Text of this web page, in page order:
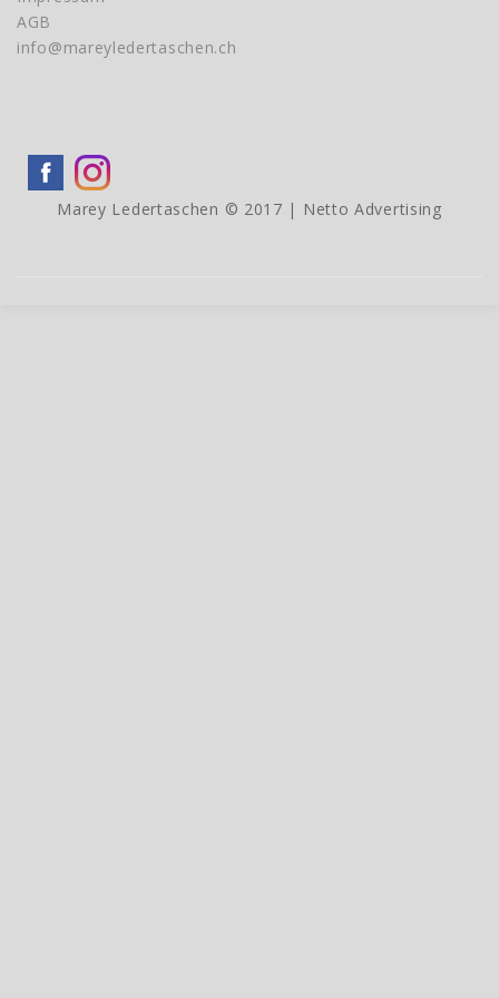
AGB
info@mareyledertaschen.ch
Marey Ledertaschen © 2017 | Netto Advertising